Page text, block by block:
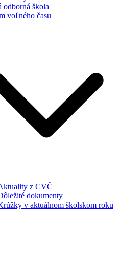
odborná škola
voľného času
z CVČ
dokumenty
v aktuálnom školskom roku